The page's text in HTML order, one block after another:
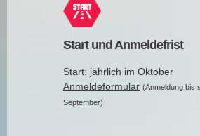
Start und Anmeldefrist
Start: jährlich im Oktober
Anmeldeformular (Anmeldung bis
September)